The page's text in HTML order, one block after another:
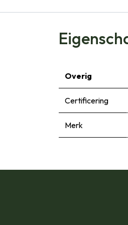
Overig
Certificering
Merk